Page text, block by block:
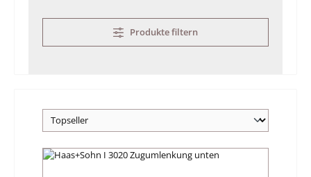
Produkte filtern